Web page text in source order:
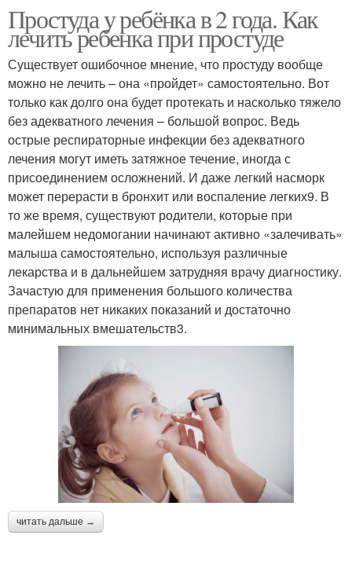
Простуда у ребёнка в 2 года. Как
лечить ребенка при простуде
Существует ошибочное мнение, что простуду вообще
можно не лечить – она «пройдет» самостоятельно. Вот
только как долго она будет протекать и насколько тяжело
без адекватного лечения – большой вопрос. Ведь
острые респираторные инфекции без адекватного
лечения могут иметь затяжное течение, иногда с
присоединением осложнений. И даже легкий насморк
может перерасти в бронхит или воспаление легких9. В
то же время, существуют родители, которые при
малейшем недомогании начинают активно «залечивать»
малыша самостоятельно, используя различные
лекарства и в дальнейшем затрудняя врачу диагностику.
Зачастую для применения большого количества
препаратов нет никаких показаний и достаточно
минимальных вмешательств3.
читать дальше →